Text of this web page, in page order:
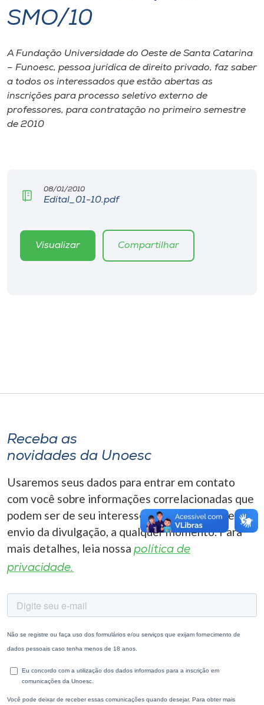
I.nova
Diplomados
Cultura
Editora
Rádio
A+
A-
SMO/10
A Fundação Universidade do Oeste de Santa Catarina
– Funoesc, pessoa jurídica de direito privado, faz saber
a todos os interessados que estão abertas as
inscrições para processo seletivo externo de
professores, para contratação no primeiro semestre
de 2010
08/01/2010
Edital_01-10.pdf
Visualizar Compartilhar
Receba as
novidades da Unoesc
Usaremos seus dados para entrar em contato
com você sobre informações correlacionadas que
podem ser de seu interesse. Você pode cancelar o
envio da divulgação, a qualquer momento. Para
mais detalhes, leia nossa política de
privacidade.